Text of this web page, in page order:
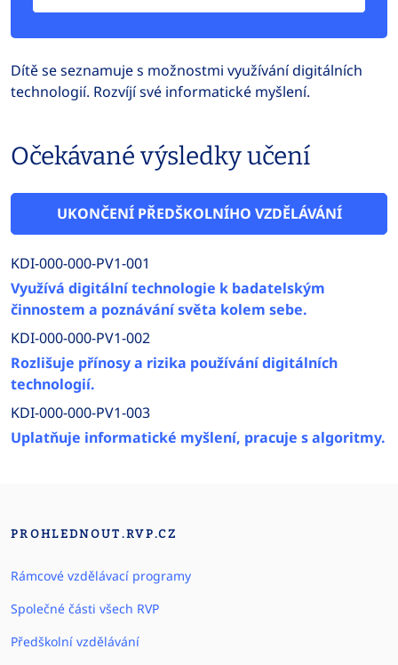
Dítě se seznamuje s možnostmi využívání digitálních
technologií. Rozvíjí své informatické myšlení.
Očekávané výsledky učení
UKONČENÍ PŘEDŠKOLNÍHO VZDĚLÁVÁNÍ
KDI-000-000-PV1-001
Využívá digitální technologie k badatelským
činnostem a poznávání světa kolem sebe.
KDI-000-000-PV1-002
Rozlišuje přínosy a rizika používání digitálních
technologií.
KDI-000-000-PV1-003
Uplatňuje informatické myšlení, pracuje s algoritmy.
PROHLEDNOUT.RVP.CZ
Rámcové vzdělávací programy
Společné části všech RVP
Předškolní vzdělávání